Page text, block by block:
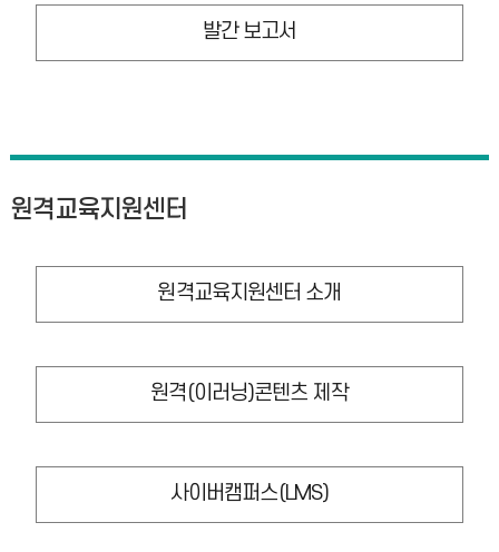
발간 보고서
원격교육지원센터
원격교육지원센터 소개
원격(이러닝)콘텐츠 제작
사이버캠퍼스(LMS)